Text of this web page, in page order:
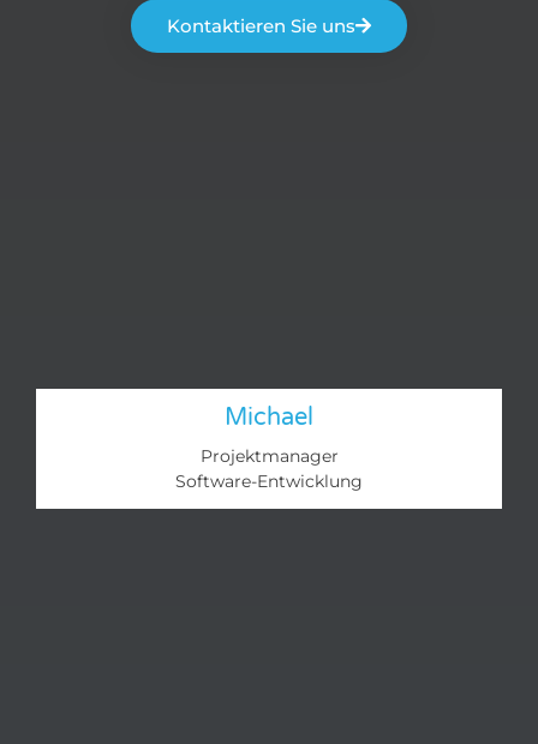
Kontaktieren Sie uns
Michael
Projektmanager
Software-Entwicklung